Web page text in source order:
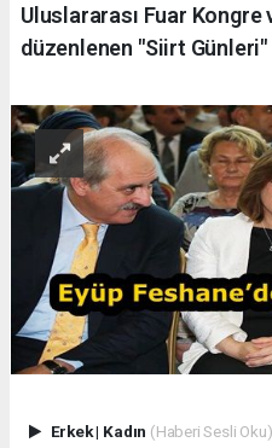
Uluslararası Fuar
düzenlenen "Siirt
Erkek| Kadın (Haberi Sesli Oku)